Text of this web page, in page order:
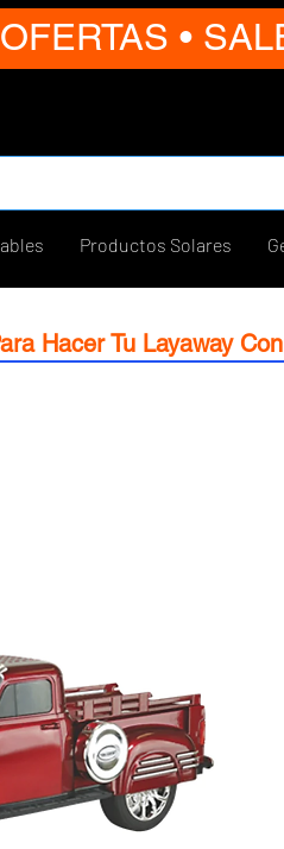
•
Productos Solares
Hacer Tu Layaway